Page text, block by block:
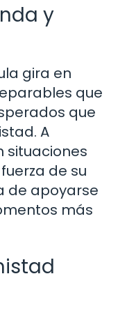
y
gira en
que
que
A
situaciones
de su
de apoyarse
más